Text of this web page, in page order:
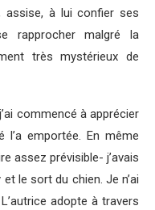
assise, à lui confier ses
rapprocher malgré la
très mystérieux de
commencé à apprécier
emportée. En même
assez prévisible- j’avais
le sort du chien. Je n’ai
adopte à travers